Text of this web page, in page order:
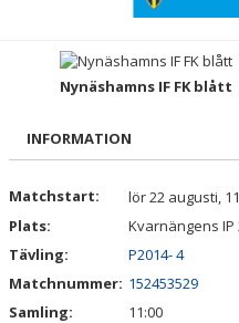
TRUPPEN
BILDGALLERI
KONTAKT
Nynäshamns IF FK blått
INFORMATION
Matchstart:
lör 22 augusti,
Plats:
Kvarnängens IP
Tävling:
P2014- 4
Matchnummer: 152453529
Samling:
11:00